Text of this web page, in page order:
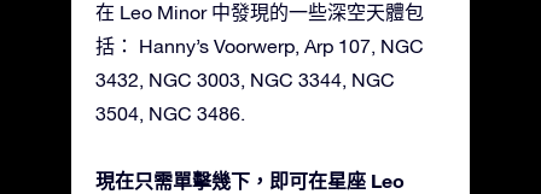
在 Leo Minor 中發現的一些深空天體包
括： Hanny’s Voorwerp, Arp 107, NGC
3432, NGC 3003, NGC 3344, NGC
3504, NGC 3486.
現在只需單擊幾下，即可在星座 Leo